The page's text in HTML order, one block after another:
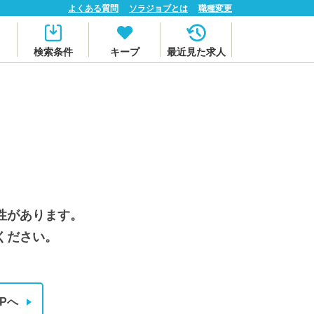
よくある質問 ソラジョブとは 職種変更
検索条件 キープ 最近見た求人
あります。
さい。
へ